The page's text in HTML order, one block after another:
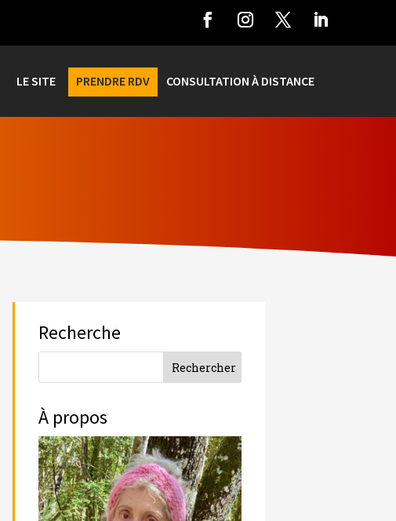
LE SITE PRENDRE RDV CONSULTATION À DISTANCE
Recherche
À propos